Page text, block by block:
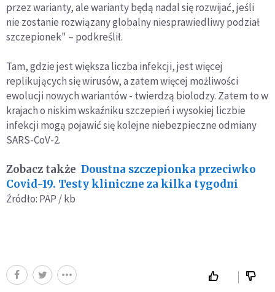
przez warianty, ale warianty będą nadal się rozwijać, jeśli
nie zostanie rozwiązany globalny niesprawiedliwy podział
szczepionek" – podkreślił.
Tam, gdzie jest większa liczba infekcji, jest więcej
replikujących się wirusów, a zatem więcej możliwości
ewolucji nowych wariantów - twierdzą biolodzy. Zatem to w
krajach o niskim wskaźniku szczepień i wysokiej liczbie
infekcji mogą pojawić się kolejne niebezpieczne odmiany
SARS-CoV-2.
Zobacz także Doustna szczepionka przeciwko
Covid-19. Testy kliniczne za kilka tygodni
Źródło: PAP / kb